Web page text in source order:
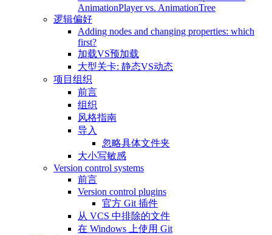
AnimationPlayer vs. AnimationTree
逻辑偏好
Adding nodes and changing properties: which
first?
加载VS预加载
大型关卡: 静态VS动态
项目组织
前言
组织
风格指南
导入
忽略具体文件夹
大小写敏感
Version control systems
前言
Version control plugins
官方 Git 插件
从 VCS 中排除的文件
在 Windows 上使用 Git